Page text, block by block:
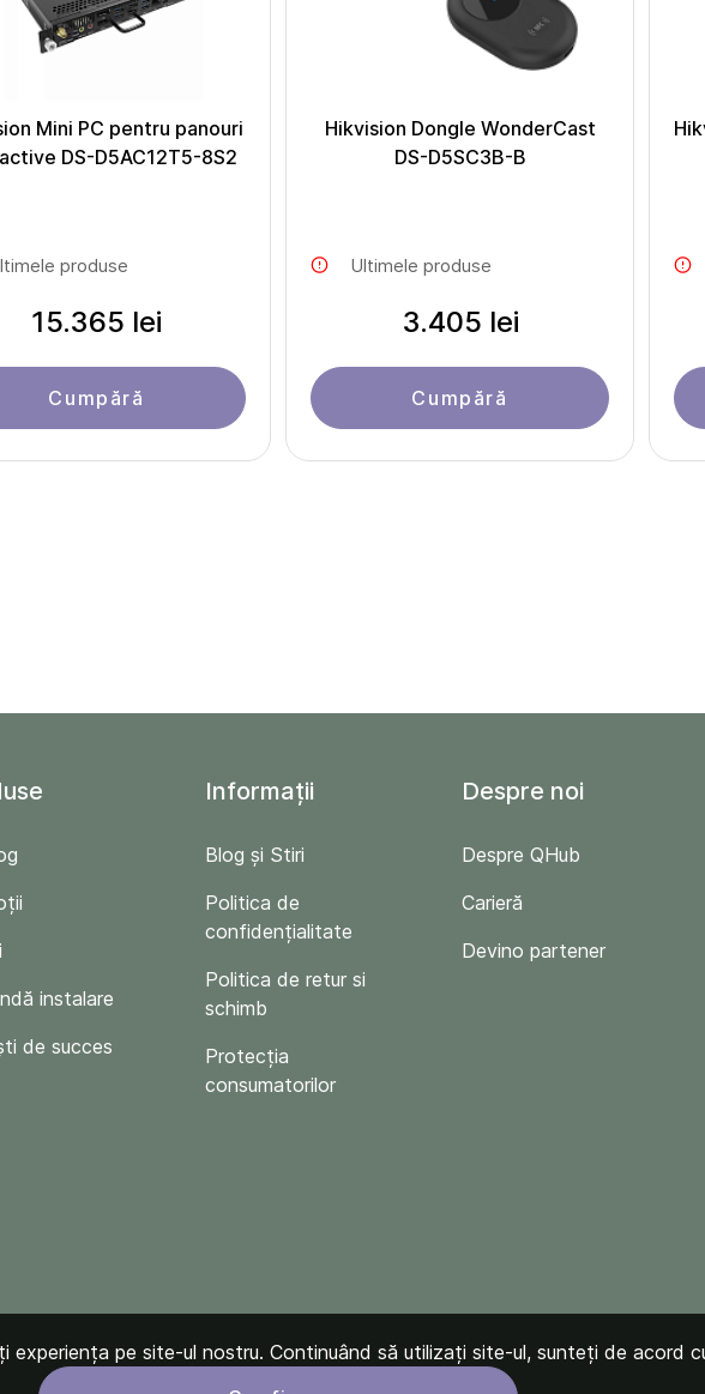
Mini PC pentru panouri
DS-D5AC12T5-8S2
produse
15.365 lei
Cumpără
Hikvision Dongle WonderCast
DS-D5SC3B-B
Ultimele produse
3.405 lei
Cumpără
instalare
de succes
Informații
Blog și Stiri
Politica de
confidențialitate
Politica de retur si
schimb
Protecția
consumatorilor
Despre noi
Despre QHub
Carieră
Devino partener
experiența pe site-ul nostru. Continuând să utilizați site-ul, sunteți de acord